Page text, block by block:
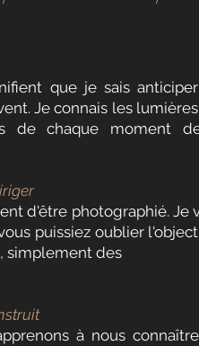
que je sais
Je connais les
de chaque moment
d'être photographié. Je
puissiez oublier
simplement des
à nous